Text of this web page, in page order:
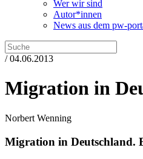
Wer wir sind
Autor*innen
News aus dem pw-
/ 04.06.2013
Migration in
Norbert Wenning
Migration in Deutschland.